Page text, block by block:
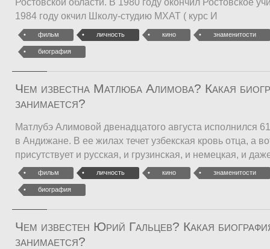
1984 году окчил Школу-студию МХАТ ( курс И
фильм личность кино знаменитости
биография
Чем известна Матлюба Алимова? Какая
занимается?
Матлубэ Алимовой двенадцатого августа исполнился
в Андижане. В ее жилах течет узбекская кровь отца, а
присутствует и русская, и грузинская, и немецкая, и
фильм личность кино знаменитости
биография
Чем известен Юрий Гальцев? Какая
занимается?